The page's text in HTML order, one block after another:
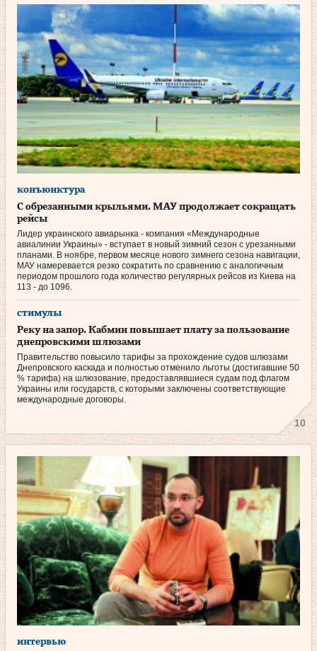
конъюнктура
С обрезанными крыльями. МАУ продолжает сокращать
рейсы
Лидер украинского авиа­рын­ка - ком­па­ния «Меж­ду­на­род­ные
авиалинии Украины» - вступает в новый зимний сезон с урезанными
планами. В ноябре, первом месяце нового зимнего сезона навигации,
МАУ намеревается резко сократить по сравнению с аналогичным
периодом прошлого года количество регулярных рейсов из Киева на
113 - до 1096.
стимулы
Реку на запор. Кабмин повышает плату за пользование
днепровскими шлюзами
Правительство повысило тарифы за прохождение судов шлюзами
Днепровского каскада и полностью отменило льготы (достигавшие 50
% тарифа) на шлюзование, предоставлявшиеся судам под флагом
Украины или государств, с которыми заключены соответствующие
международные договоры.
10
интервью